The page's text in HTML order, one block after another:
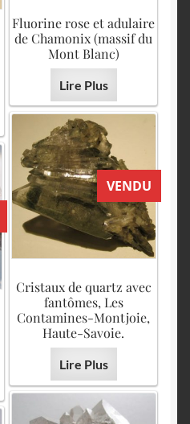
Fluorine rose et adulaire
de Chamonix (massif du
Mont Blanc)
Lire Plus
VENDU
Cristaux de quartz avec
fantômes, Les
Contamines-Montjoie,
Haute-Savoie.
Lire Plus